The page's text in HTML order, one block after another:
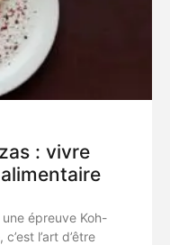
: vivre
épreuve Koh-
l’art d’être